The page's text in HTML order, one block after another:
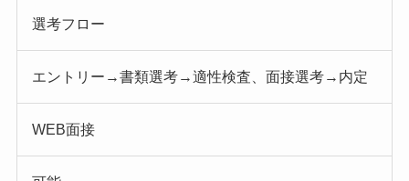
選考フロー
エントリー→書類選考→適性検査、面接選考→内定
WEB面接